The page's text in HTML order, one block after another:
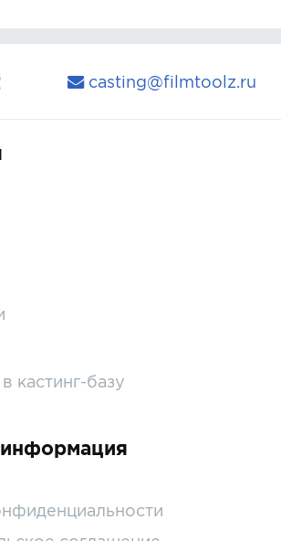
casting@filmtoolz.ru
кастинг-базу